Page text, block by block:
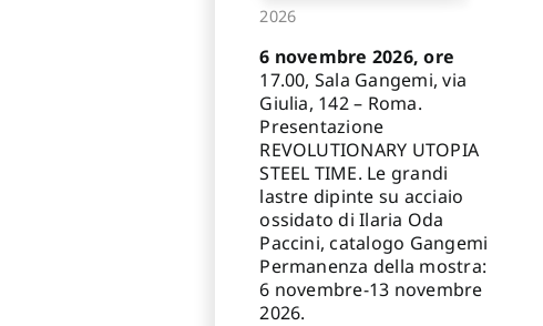
2026
6 novembre 2026, ore
17.00, Sala Gangemi, via
Giulia, 142 – Roma.
Presentazione
REVOLUTIONARY UTOPIA
STEEL TIME. Le grandi
lastre dipinte su acciaio
ossidato di Ilaria Oda
Paccini, catalogo Gangemi
Permanenza della mostra:
6 novembre-13 novembre
2026.